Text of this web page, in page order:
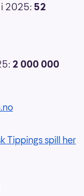
2025: 52
2 000 000
Tippings spill her